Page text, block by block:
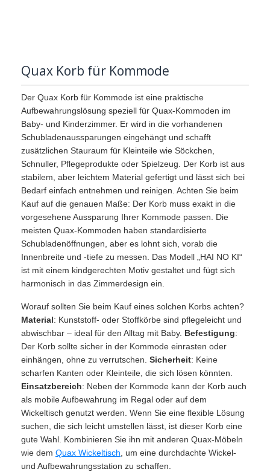
Quax Korb für Kommode
Der Quax Korb für Kommode ist eine praktische
Aufbewahrungslösung speziell für Quax-Kommoden im
Baby- und Kinderzimmer. Er wird in die vorhandenen
Schubladenaussparungen eingehängt und schafft
zusätzlichen Stauraum für Kleinteile wie Söckchen,
Schnuller, Pflegeprodukte oder Spielzeug. Der Korb ist aus
stabilem, aber leichtem Material gefertigt und lässt sich bei
Bedarf einfach entnehmen und reinigen. Achten Sie beim
Kauf auf die genauen Maße: Der Korb muss exakt in die
vorgesehene Aussparung Ihrer Kommode passen. Die
meisten Quax-Kommoden haben standardisierte
Schubladenöffnungen, aber es lohnt sich, vorab die
Innenbreite und -tiefe zu messen. Das Modell „HAI NO KI“
ist mit einem kindgerechten Motiv gestaltet und fügt sich
harmonisch in das Zimmerdesign ein.
Worauf sollten Sie beim Kauf eines solchen Korbs achten?
Material: Kunststoff- oder Stoffkörbe sind pflegeleicht und
abwischbar – ideal für den Alltag mit Baby. Befestigung:
Der Korb sollte sicher in der Kommode einrasten oder
einhängen, ohne zu verrutschen. Sicherheit: Keine
scharfen Kanten oder Kleinteile, die sich lösen könnten.
Einsatzbereich: Neben der Kommode kann der Korb auch
als mobile Aufbewahrung im Regal oder auf dem
Wickeltisch genutzt werden. Wenn Sie eine flexible Lösung
suchen, die sich leicht umstellen lässt, ist dieser Korb eine
gute Wahl. Kombinieren Sie ihn mit anderen Quax-Möbeln
wie dem Quax Wickeltisch , um eine durchdachte Wickel-
und Aufbewahrungsstation zu schaffen.